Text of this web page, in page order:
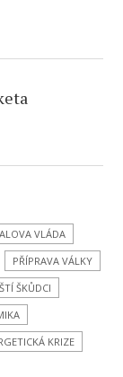
VLÁDA
PŘÍPRAVA VÁLKY
ŠKŮDCI
KRIZE